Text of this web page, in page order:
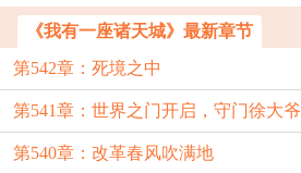
《我有一座诸天城》最新章节
第542章：死境之中
第541章：世界之门开启，守门徐大爷
第540章：改革春风吹满地